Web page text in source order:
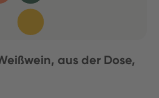
aus der Dose,